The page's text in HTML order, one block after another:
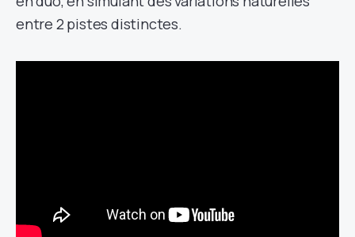
entre 2 pistes distinctes.